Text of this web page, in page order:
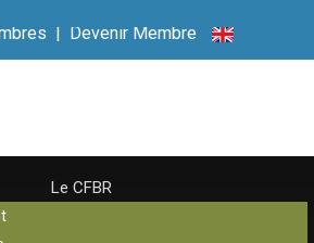
| Devenir Membre
Le CFBR